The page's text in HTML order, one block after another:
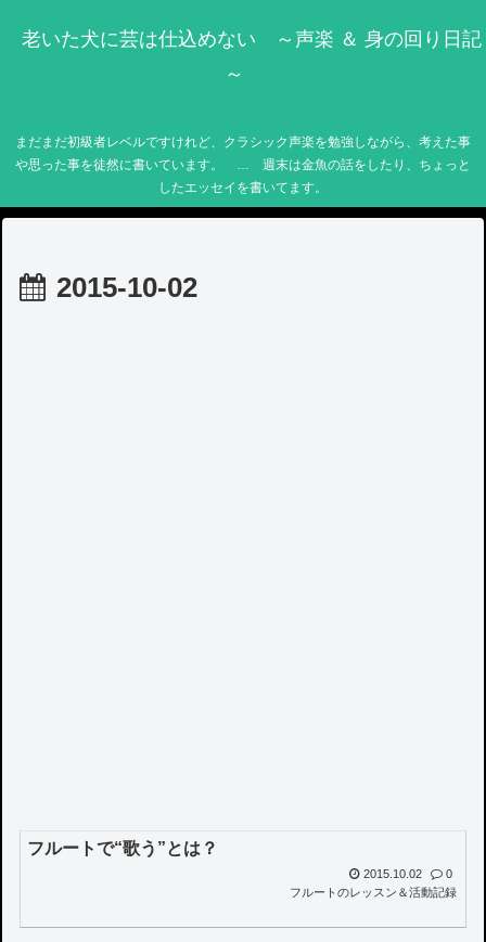
老いた犬に芸は仕込めない ～声楽 ＆ 身の回り日記
～
まだまだ初級者レベルですけれど、クラシック声楽を勉強しながら、考えた事
や思った事を徒然に書いています。 … 週末は金魚の話をしたり、ちょっと
したエッセイを書いてます。
2015-10-02
フルートで“歌う”とは？
2015.10.02
0
フルートのレッスン＆活動記録